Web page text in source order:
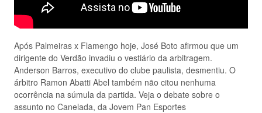
Após Palmeiras x Flamengo hoje, José Boto afirmou que um
dirigente do Verdão invadiu o vestiário da arbitragem.
Anderson Barros, executivo do clube paulista, desmentiu. O
árbitro Ramon Abatti Abel também não citou nenhuma
ocorrência na súmula da partida. Veja o debate sobre o
assunto no Canelada, da Jovem Pan Esportes